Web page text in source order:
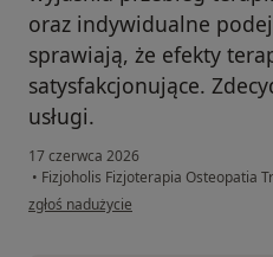
oraz indywidualne
sprawiają, że efekty
satysfakcjonujące.
usługi.
17 czerwca 2026
• Fizjoholis Fizjoterapia Osteopatia
w opinii użytkownika Wojtek
zgłoś nadużycie